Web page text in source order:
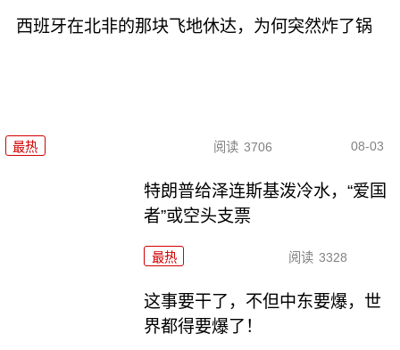
西班牙在北非的那块飞地休达，为何突然炸了锅
最热 阅读 3706 08-03
特朗普给泽连斯基泼冷水，“爱国
者”或空头支票
最热 阅读 3328
这事要干了，不但中东要爆，世
界都得要爆了！